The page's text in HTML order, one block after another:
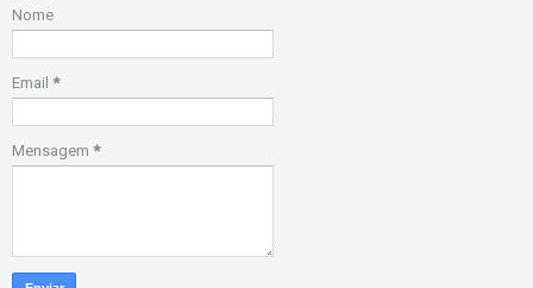
Nome
Email *
Mensagem *